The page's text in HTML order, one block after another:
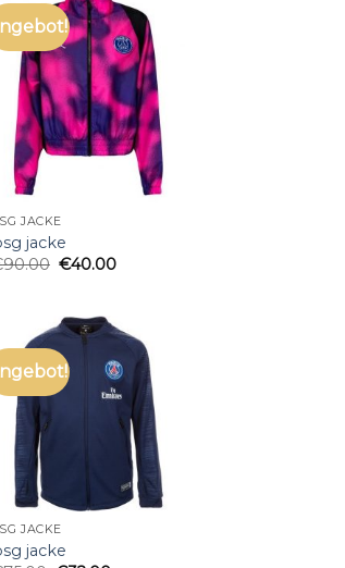
JACKE
jacke
90.00 €40.00
JACKE
jacke